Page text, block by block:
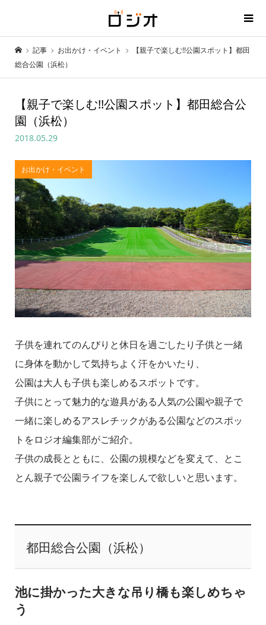
記事 お出かけ・イベント
【親子で楽しむ!!公園スポット】都田
総合公園（浜松）
【親子で楽しむ!!公園スポット】都田総合公
園（浜松）
2018.05.29
お出かけ・イベント
子供を連れてのんびりと休日を過ごしたり子供と一緒
に身体を動かして気持ちよく汗をかいたり、
公園は大人も子供も楽しめるスポットです。
子供にとって魅力的な遊具がある人気の公園や親子で
一緒に楽しめるアスレチックがある公園などのスポッ
トをロジオ編集部がご紹介。
子供の成長とともに、公園の規模などを変えて、とこ
とん親子で公園ライフを楽しんで欲しいと思います。
都田総合公園（浜松）
池に掛かった大きな吊り橋も楽しめちゃ
う